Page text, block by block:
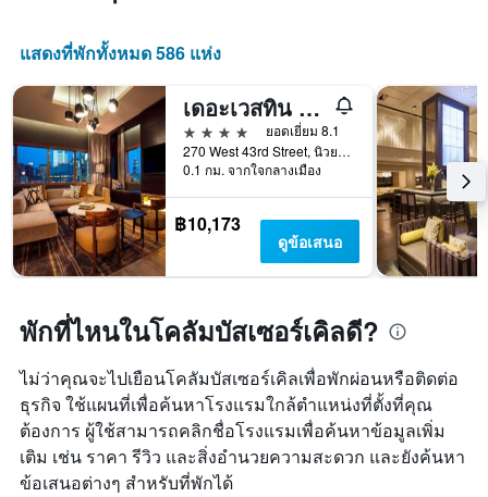
แสดงที่พักทั้งหมด 586 แห่ง
เดอะเวสทิน นิวยอร์ก ที่ไทม์สแควร์
4 ดาว
ยอดเยี่ยม 8.1
270 West 43rd Street, นิวยอร์ก, NY, สหรัฐอเมริกา
0.1 กม. จากใจกลางเมือง
฿10,173
ดูข้อเสนอ
พักที่ไหนในโคลัมบัสเซอร์เคิลดี?
ไม่ว่าคุณจะไปเยือนโคลัมบัสเซอร์เคิลเพื่อพักผ่อนหรือติดต่อ
ธุรกิจ ใช้แผนที่เพื่อค้นหาโรงแรมใกล้ตำแหน่งที่ตั้งที่คุณ
ต้องการ ผู้ใช้สามารถคลิกชื่อโรงแรมเพื่อค้นหาข้อมูลเพิ่ม
เติม เช่น ราคา รีวิว และสิ่งอำนวยความสะดวก และยังค้นหา
ข้อเสนอต่างๆ สำหรับที่พักได้